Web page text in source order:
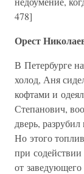
478]
Орест
В Петербурге
холод, Аня
кофтами и
Степанович,
дверь,
Но этого
при
от заведующего